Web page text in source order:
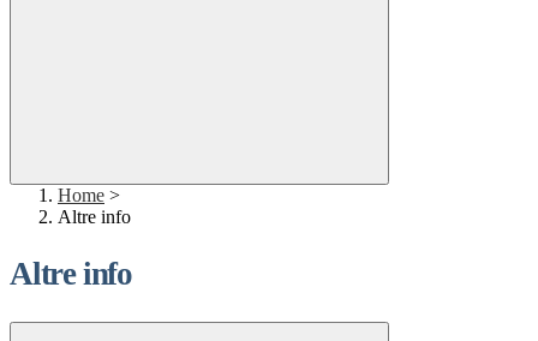
Home >
Altre info
Altre info